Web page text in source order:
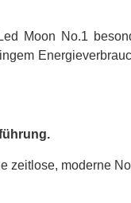
Moon No.1
zeitlose, moderne